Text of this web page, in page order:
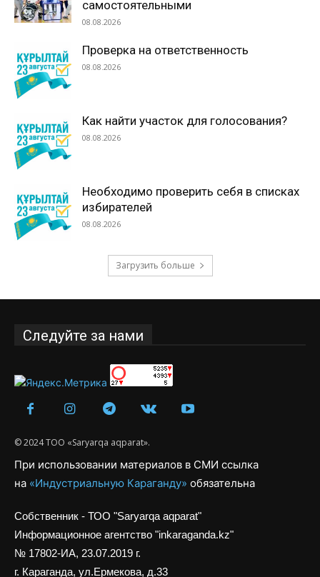
самостоятельными
08.08.2026
Проверка на ответственность
08.08.2026
Как найти участок для голосования?
08.08.2026
Необходимо проверить себя в списках
избирателей
08.08.2026
Загрузить больше
Следуйте за нами
© 2024 ТОО «Saryarqa aqparat».
При использовании материалов в СМИ ссылка
на «Индустриальную Караганду» обязательна
Собственник - ТОО "Saryarqa aqparat"
Информационное агентство "inkaraganda.kz"
№ 17802-ИА, 23.07.2019 г.
г. Караганда, ул.Ермекова, д.33